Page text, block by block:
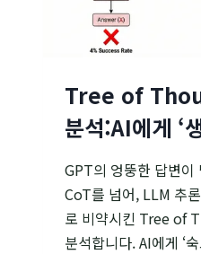
Tree of
분석:AI에게 ‘
GPT의 엉뚱한 답변이
CoT를 넘어, LLM 추
로 비약시킨 Tree of
분석합니다. AI에게 ‘